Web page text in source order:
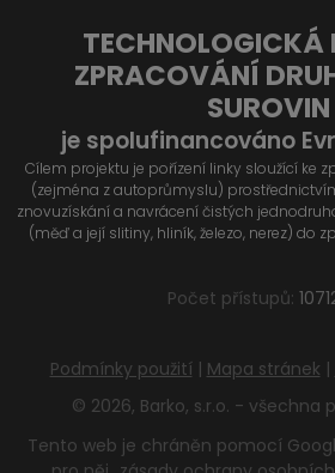
TECHNOLOGICKÁ
ZPRACOVÁNÍ
SUROVIN
je spolufinancováno
Cílem projektu je pořízení linky sloužící ke
(zejména z autoprůmyslu)
znovuzískání a navrácení čistých
(měď a její slitiny, hliník, železo, nerez) do
Počet přístupů:
© 2026, Barko, s.r.o. - všechna
Podmínky použití | Mapa stránek |
Tento web je chráněn pomocí